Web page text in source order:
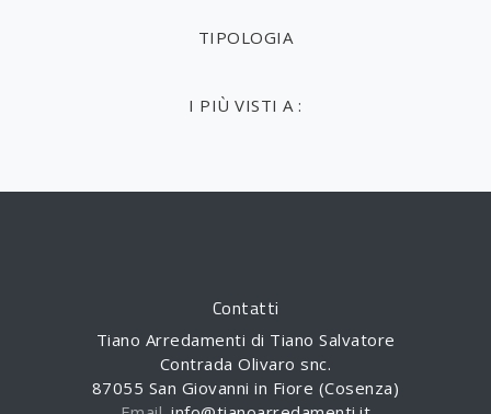
TIPOLOGIA
I PIÙ VISTI A :
Contatti
Tiano Arredamenti di Tiano Salvatore
Contrada Olivaro snc.
87055 San Giovanni in Fiore (Cosenza)